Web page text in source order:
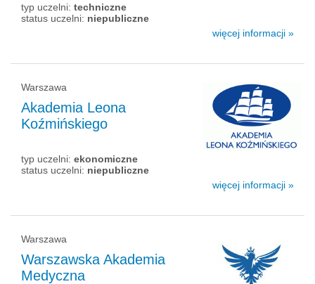
typ uczelni: techniczne
status uczelni: niepubliczne
więcej informacji »
Warszawa
Akademia Leona
Koźmińskiego
typ uczelni: ekonomiczne
status uczelni: niepubliczne
więcej informacji »
Warszawa
Warszawska Akademia
Medyczna